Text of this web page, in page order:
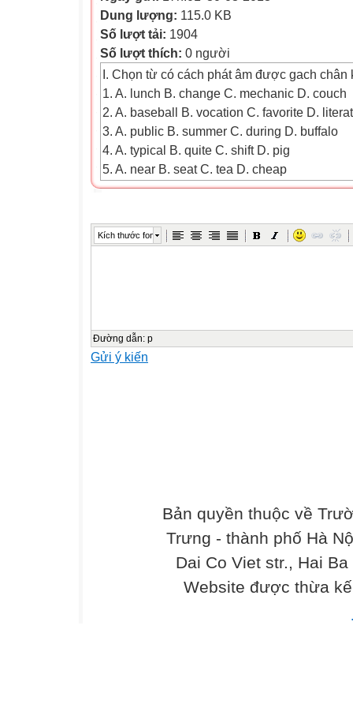
Dung lượng: 115.0 KB
Số lượt tải: 1904
Số lượt thích: 0 người
I. Chọn từ có cách phát âm được gach
1. A. lunch B. change C. mechanic D. couch
2. A. baseball B. vocation C. favorite D.
3. A. public B. summer C. during D. buffalo
4. A. typical B. quite C. shift D. pig
5. A. near B. seat C. tea D. cheap
II. Choose the best answer : (3,5ms)
2. ______ didn’t you go to school
Why/ Where/ What)
5. Lan likes pineapples and______ (so do I /
6. What vegetables would you like______
11. Spinach is very good for you, but you
12. Would you like to go to the movies
love to/Yes, I am.)
13. They prefer ____ computer. (to playing/
III. Read the passage and choose True (T)
Kích thước font
Đường dẫn: p
Gửi ý kiến
Bản quyền thuộc về
Trưng - thành phố Hà
Dai Co Viet str., Hai
Website được thừa